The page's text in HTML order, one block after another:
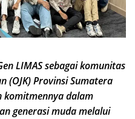
LIMAS sebagai komunitas
(OJK) Provinsi Sumatera
komitmennya dalam
generasi muda melalui